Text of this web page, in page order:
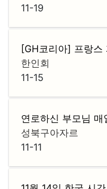
11-19
한인회
11-15
연로하신 부모님
성북구아자르
11-11